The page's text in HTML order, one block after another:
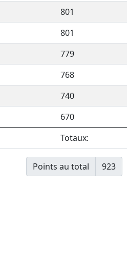
801
801
779
768
740
670
Totaux:
Points au total 923